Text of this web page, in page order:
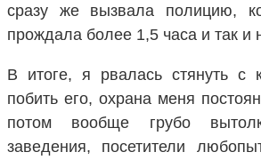
сразу же вызвала полицию,
прождала более 1,5 часа и так и
В итоге, я рвалась стянуть с
побить его, охрана меня
потом вообще грубо
заведения, посетители